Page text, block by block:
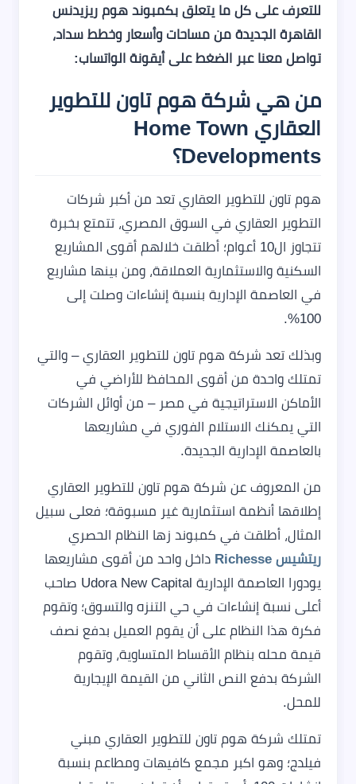
للتعرف على كل ما يتعلق بكمبوند هوم ريزيدنس
القاهرة الجديدة من مساحات وأسعار وخطط سداد،
تواصل معنا عبر الضغط على أيقونة الواتساب:
من هي شركة هوم تاون للتطوير
العقاري Home Town
Developments؟
هوم تاون للتطوير العقاري تعد من أكبر شركات
التطوير العقاري في السوق المصري، تتمتع بخبرة
تتجاوز ال10 أعوام؛ أطلقت خلالهم أقوى المشاريع
السكنية والاستثمارية العملاقة، ومن بينها مشاريع
في العاصمة الإدارية بنسبة إنشاءات وصلت إلى
100%.
وبذلك تعد شركة هوم تاون للتطوير العقاري – والتي
تمتلك واحدة من أقوى المحافظ للأراضي في
الأماكن الاستراتيجية في مصر – من أوائل الشركات
التي يمكنك الاستلام الفوري في مشاريعها
بالعاصمة الإدارية الجديدة.
من المعروف عن شركة هوم تاون للتطوير العقاري
إطلاقها أنظمة استثمارية غير مسبوقة؛ فعلى سبيل
المثال، أطلقت في كمبوند زها النظام الحصري
ريتشيس Richesse
داخل واحد من أقوى مشاريعها
يودورا العاصمة الإدارية Udora New Capital صاحب
أعلى نسبة إنشاءات في حي التنزه والتسوق؛ وتقوم
فكرة هذا النظام على أن يقوم العميل بدفع نصف
قيمة محله بنظام الأقساط المتساوية، وتقوم
الشركة بدفع النص الثاني من القيمة الإيجارية
للمحل.
تمتلك شركة هوم تاون للتطوير العقاري مبني
فيلدج؛ وهو اكبر مجمع كافيهات ومطاعم بنسبة